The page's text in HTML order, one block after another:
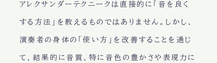
アレクサンダーテクニークは直接的に「音を良く
する方法」を教えるものではありません。しかし、
演奏者の身体の「使い方」を改善することを通じ
て、結果的に音質、特に音色の豊かさや表現力に